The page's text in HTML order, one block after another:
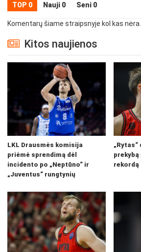
TOP 0 Nauji 0 Seni 0
Komentarų šiame straipsnyje kol kas nėra...
Kitos naujienos
LKL Drausmės komisija
priėmė sprendimą dėl
incidento po „Neptūno“ ir
„Juventus“ rungtynių
rekordą